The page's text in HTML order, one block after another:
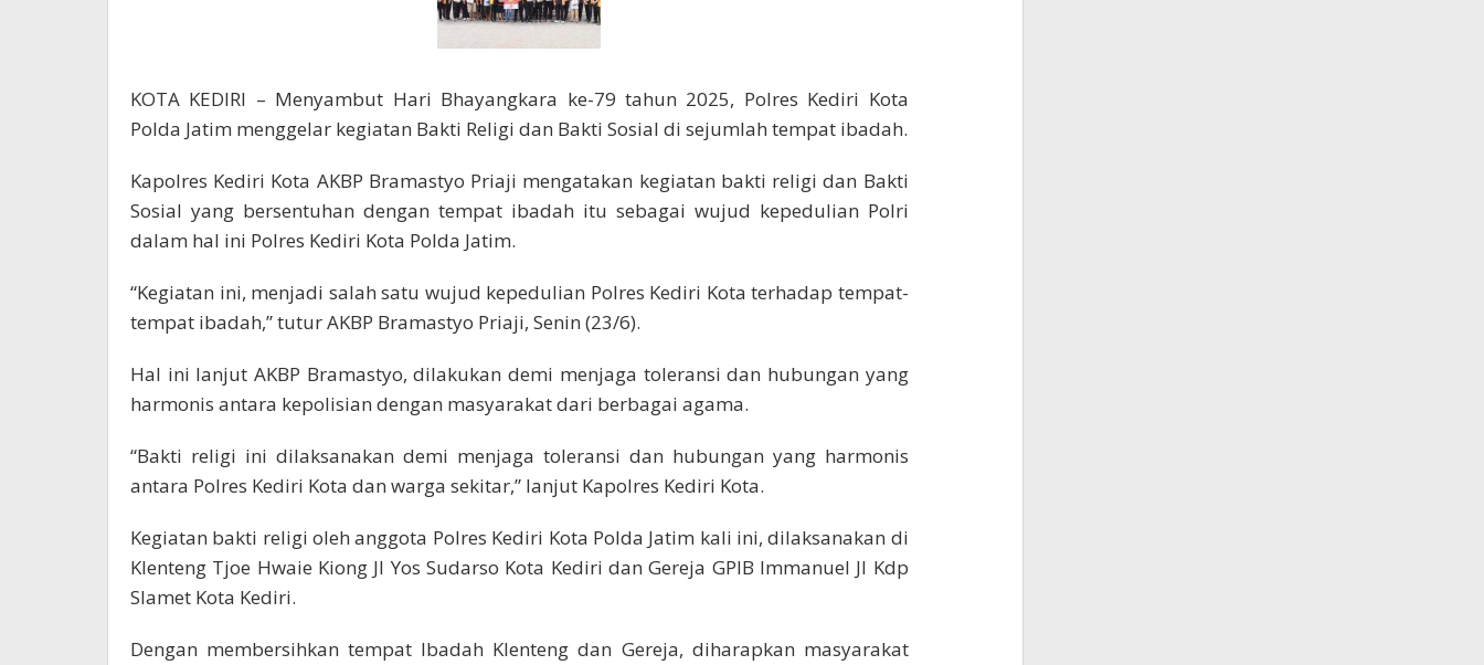
KOTA KEDIRI – Menyambut Hari Bhayangkara ke-79 tahun 2025, Polres Kediri Kota
Polda Jatim menggelar kegiatan Bakti Religi dan Bakti Sosial di sejumlah tempat ibadah.
Kapolres Kediri Kota AKBP Bramastyo Priaji mengatakan kegiatan bakti religi dan Bakti
Sosial yang bersentuhan dengan tempat ibadah itu sebagai wujud kepedulian Polri
dalam hal ini Polres Kediri Kota Polda Jatim.
“Kegiatan ini, menjadi salah satu wujud kepedulian Polres Kediri Kota terhadap tempat-
tempat ibadah,” tutur AKBP Bramastyo Priaji, Senin (23/6).
Hal ini lanjut AKBP Bramastyo, dilakukan demi menjaga toleransi dan hubungan yang
harmonis antara kepolisian dengan masyarakat dari berbagai agama.
“Bakti religi ini dilaksanakan demi menjaga toleransi dan hubungan yang harmonis
antara Polres Kediri Kota dan warga sekitar,” lanjut Kapolres Kediri Kota.
Kegiatan bakti religi oleh anggota Polres Kediri Kota Polda Jatim kali ini, dilaksanakan di
Klenteng Tjoe Hwaie Kiong Jl Yos Sudarso Kota Kediri dan Gereja GPIB Immanuel Jl Kdp
Slamet Kota Kediri.
Dengan membersihkan tempat Ibadah Klenteng dan Gereja, diharapkan masyarakat